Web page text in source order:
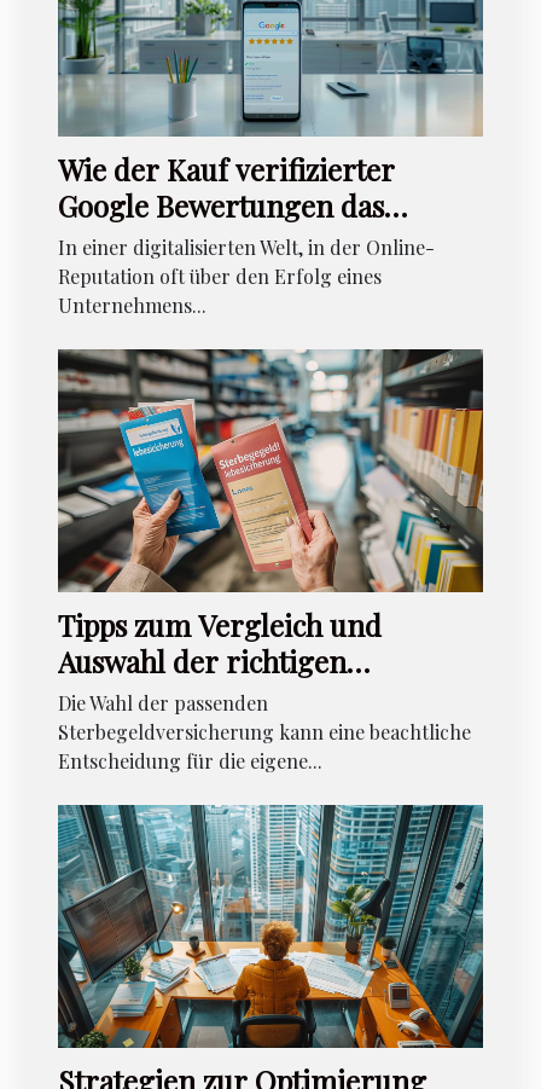
Wie der Kauf verifizierter
Google Bewertungen das
Unternehmensimage
verbessern kann
In einer digitalisierten Welt, in der Online-
Reputation oft über den Erfolg eines
Unternehmens...
Tipps zum Vergleich und
Auswahl der richtigen
Sterbegeldversicherung
Die Wahl der passenden
Sterbegeldversicherung kann eine beachtliche
Entscheidung für die eigene...
Strategien zur Optimierung